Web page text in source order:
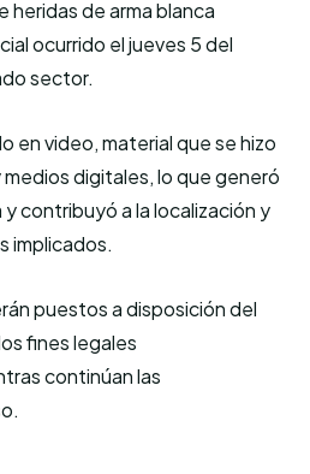
heridas de arma blanca
ocurrido el jueves 5 del
sector.
en video, material que se hizo
digitales, lo que generó
contribuyó a la localización y
implicados.
puestos a disposición del
fines legales
continúan las